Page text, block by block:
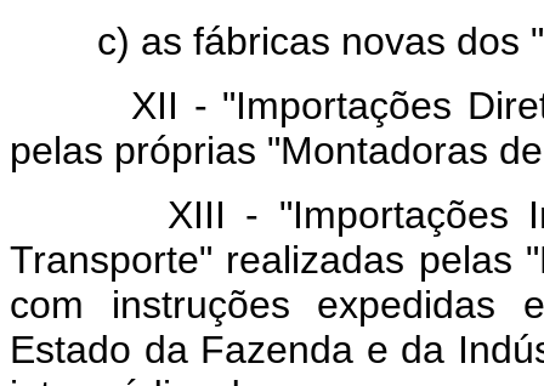
c) as fábricas novas dos
XII - "Importações
pelas próprias "Montadoras
XIII - "Importações
Transporte" realizadas pelas
com instruções expedidas
Estado da Fazenda e da